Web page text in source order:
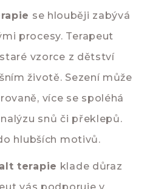
se hlouběji zabývá
procesy. Terapeut
vzorce z dětství
životě. Sezení může
více se spoléhá
snů či překlepů.
hlubších motivů.
terapie klade důraz